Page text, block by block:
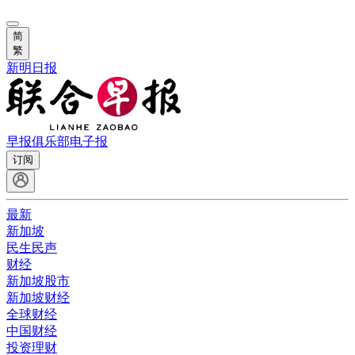
简
繁
新明日报
早报俱乐部电子报
订阅
最新
新加坡
民生民声
财经
新加坡股市
新加坡财经
全球财经
中国财经
投资理财